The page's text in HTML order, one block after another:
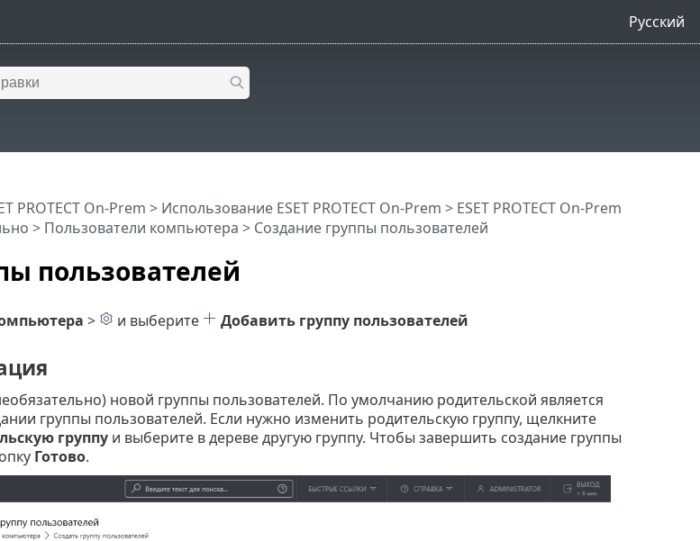
Русский
пользователей
PROTECT On-Prem > Использование ESET PROTECT On-Prem > ESET PROTECT On-Prem
> Пользователи компьютера > Создание группы пользователей
> и выберите Добавить группу пользователей
новой группы пользователей. По умолчанию родительской является
группы пользователей. Если нужно изменить родительскую группу, щелкните
группуи выберите в дереве другую группу. Чтобы завершить создание группы
Готово.